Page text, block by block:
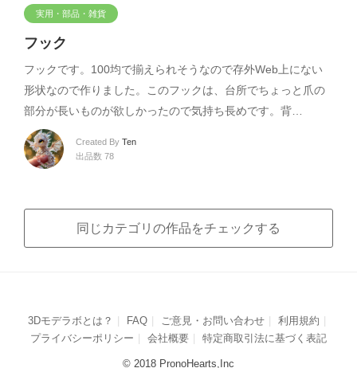
実用・部品・雑貨
フック
フックです。100均で揃えられそうなので存外Web上にない
形状なので作りました。このフックは、台所でちょっと爪の
部分が長いものが欲しかったので気持ち長めです。背…
Created By Ten
出品数 78
同じカテゴリの作品をチェックする
3Dモデラボとは？ FAQ ご意見・お問い合わせ
利用規約
プライバシーポリシー
会社概要 特定商取引法に基づく表記
© 2018 PronoHearts,Inc